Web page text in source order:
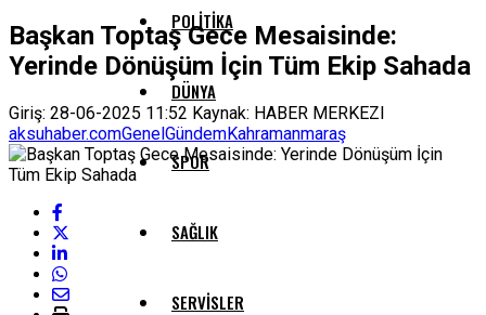
POLITIKA
DÜNYA
SPOR
SAĞLIK
SERVISLER
Başkan Toptaş Gece Mesaisinde:
Yerinde Dönüşüm İçin Tüm Ekip Sahada
Giriş: 28-06-2025 11:52 Kaynak: HABER MERKEZI
aksuhaber.comGenelGündemKahramanmaraş